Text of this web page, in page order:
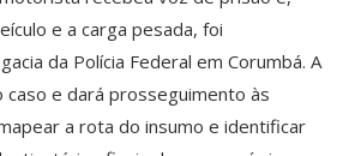
e a carga pesada, foi
da Polícia Federal em Corumbá. A
caso e dará prosseguimento às
a rota do insumo e identificar